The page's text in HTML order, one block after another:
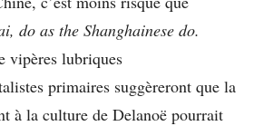
do as the Shanghainese do.
vipères lubriques
primaires suggèreront que la
à la culture de Delanoë pourrait